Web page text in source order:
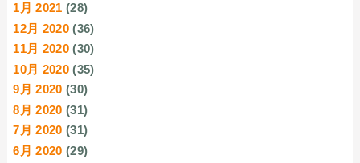
1月 2021 (28)
12月 2020 (36)
11月 2020 (30)
10月 2020 (35)
9月 2020 (30)
8月 2020 (31)
7月 2020 (31)
6月 2020 (29)